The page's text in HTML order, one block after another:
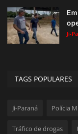
Ji-
TAGS POPULARES
Ji-Paraná Polícia
Tráfico de drogas